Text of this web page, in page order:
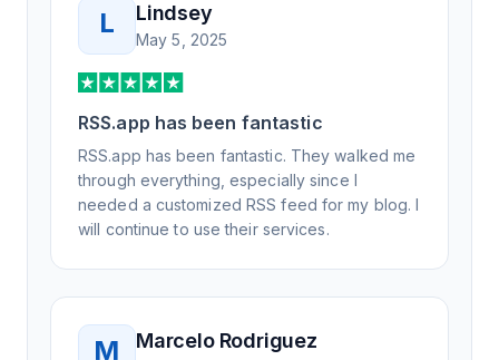
L Lindsey
May 5, 2025
RSS.app has been fantastic
RSS.app has been fantastic. They walked me
through everything, especially since I
needed a customized RSS feed for my blog. I
will continue to use their services.
M Marcelo Rodriguez